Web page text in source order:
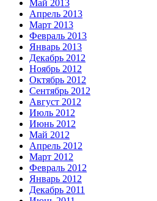
Май 2013
Апрель 2013
Март 2013
Февраль 2013
Январь 2013
Декабрь 2012
Ноябрь 2012
Октябрь 2012
Сентябрь 2012
Август 2012
Июль 2012
Июнь 2012
Май 2012
Апрель 2012
Март 2012
Февраль 2012
Январь 2012
Декабрь 2011